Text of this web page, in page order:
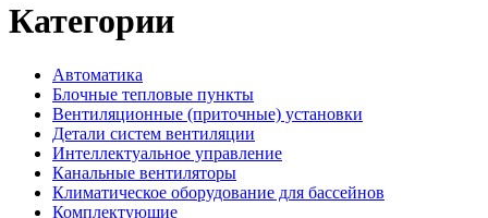
Категории
Автоматика
Блочные тепловые пункты
Вентиляционные (приточные) установки
Детали систем вентиляции
Интеллектуальное управление
Канальные вентиляторы
Климатическое оборудование для бассейнов
Комплектующие